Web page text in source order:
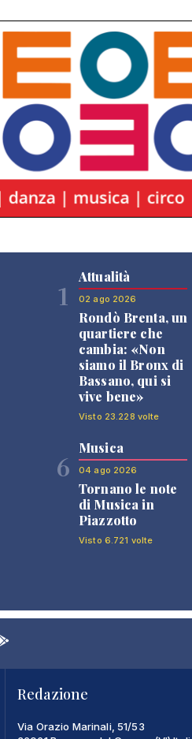
1
Attualità
02 ago 2026
Rondò Brenta, un
quartiere che
cambia: «Non
siamo il Bronx di
Bassano, qui si
vive bene»
Visto 23.228 volte
6
Musica
04 ago 2026
Tornano le note
di Musica in
Piazzotto
Visto 6.721 volte
Redazione
Via Orazio Marinali, 51/53